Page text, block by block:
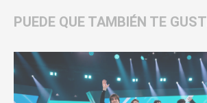
PUEDE QUE TAMBIÉN TE